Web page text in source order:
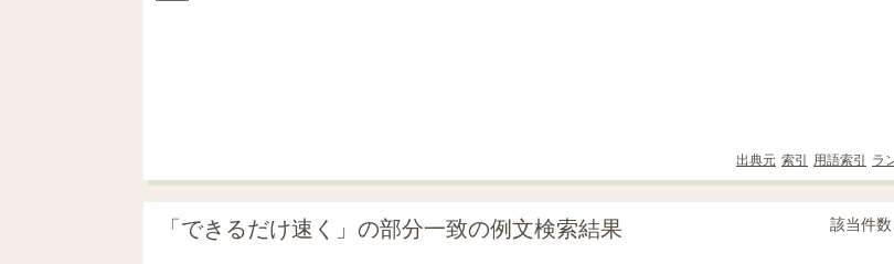
出典元 索引 用語索引 ラ
「できるだけ速く」の部分一致の例文検索結果 該当件